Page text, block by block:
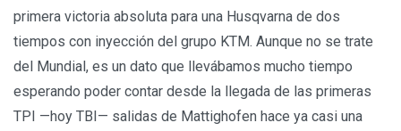
primera victoria absoluta para una Husqvarna de dos
tiempos con inyección del grupo KTM. Aunque no se trate
del Mundial, es un dato que llevábamos mucho tiempo
esperando poder contar desde la llegada de las primeras
TPI —hoy TBI— salidas de Mattighofen hace ya casi una